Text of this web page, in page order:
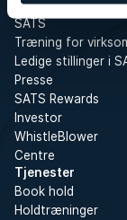
Om SATS
SATS
Træning for
Ledige stillinger i
Presse
SATS Rewards
Investor
WhistleBlower
Centre
Tjenester
Book hold
Holdtræninger